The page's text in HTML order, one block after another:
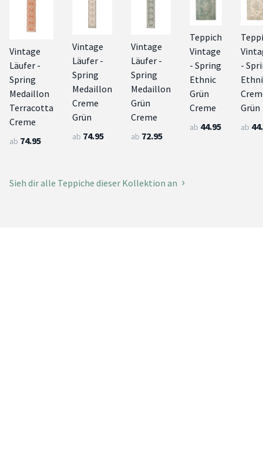
Vintage
Läufer -
Spring
Medaillon
Terracotta
Creme
ab 74.95
Vintage
Läufer -
Spring
Medaillon
Creme
Grün
ab 74.95
Vintage
Läufer -
Spring
Medaillon
Grün
Creme
ab 72.95
Teppich
Vintage
- Spring
Ethnic
Grün
Creme
ab 44.95
-
Grün
ab
Sieh dir alle Teppiche dieser Kollektion an